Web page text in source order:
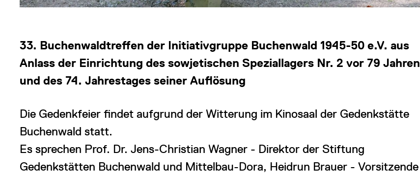
33. Buchenwaldtreffen der Initiativgruppe Buchenwald 1945-50 e.V. aus
Anlass der Einrichtung des sowjetischen Speziallagers Nr. 2 vor 79 Jahren
und des 74. Jahrestages seiner Auflösung
Die Gedenkfeier findet aufgrund der Witterung im Kinosaal der Gedenkstätte
Buchenwald statt.
Es sprechen Prof. Dr. Jens-Christian Wagner - Direktor der Stiftung
Gedenkstätten Buchenwald und Mittelbau-Dora, Heidrun Brauer - Vorsitzende